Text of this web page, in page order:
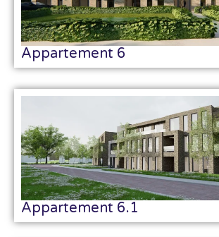
Appartement 6
Appartement 6.1